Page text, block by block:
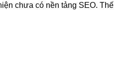
chưa có nền tảng SEO. Thế